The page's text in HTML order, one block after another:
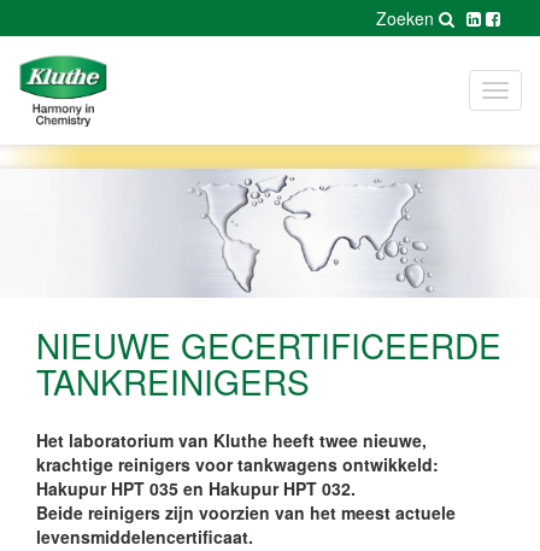
Zoeken
NIEUWE GECERTIFICEERDE
TANKREINIGERS
Het laboratorium van Kluthe heeft twee nieuwe,
krachtige reinigers voor tankwagens ontwikkeld:
Hakupur HPT 035 en Hakupur HPT 032.
Beide reinigers zijn voorzien van het meest actuele
levensmiddelencertificaat.